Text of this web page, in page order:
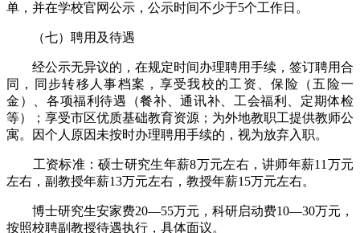
单，并在学校官网公示，公示时间不少于5个工作日。
（七）聘用及待遇
经公示无异议的，在规定时间办理聘用手续，签订聘用合
同，同步转移人事档案，享受我校的工资、保险（五险一
金）、各项福利待遇（餐补、通讯补、工会福利、定期体检
等）；享受市区优质基础教育资源；为外地教职工提供教师公
寓。因个人原因未按时办理聘用手续的，视为放弃入职。
工资标准：硕士研究生年薪8万元左右，讲师年薪11万元
左右，副教授年薪13万元左右，教授年薪15万元左右。
博士研究生安家费20—55万元，科研启动费10—30万元，
按照校聘副教授待遇执行，具体面议。